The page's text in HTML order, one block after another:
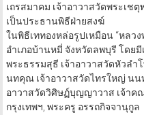
เถรสมาคม เจ้าอาวาสวัดพระเช
เป็นประธานพิธีฝ่ายสงฆ์
ในพิธีเททองหล่อรูปเหมือน “หลวง
อำเภอบ้านหมี่ จังหวัดลพบุรี โดยมี
พระธรรมสุธี เจ้าอาวาสวัดหัวลำ
นทคุณ เจ้าอาวาสวัดไทรใหญ่ นน
อาวาสวัดวิศิษฏ์บุญญาวาส เจ้า
กรุงเทพฯ, พระครู อรรถกิจจานุกูล